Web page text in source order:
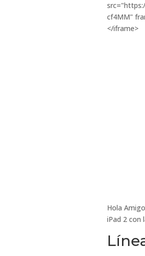
cf4MM"
</iframe>
Hola
iPad 2 con